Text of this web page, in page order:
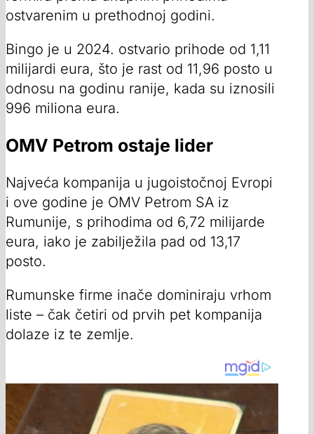
ostvarenim u prethodnoj godini.
Bingo je u 2024. ostvario prihode od 1,11
milijardi eura, što je rast od 11,96 posto u
odnosu na godinu ranije, kada su iznosili
996 miliona eura.
OMV Petrom ostaje lider
Najveća kompanija u jugoistočnoj Evropi
i ove godine je OMV Petrom SA iz
Rumunije, s prihodima od 6,72 milijarde
eura, iako je zabilježila pad od 13,17
posto.
Rumunske firme inače dominiraju vrhom
liste – čak četiri od prvih pet kompanija
dolaze iz te zemlje.